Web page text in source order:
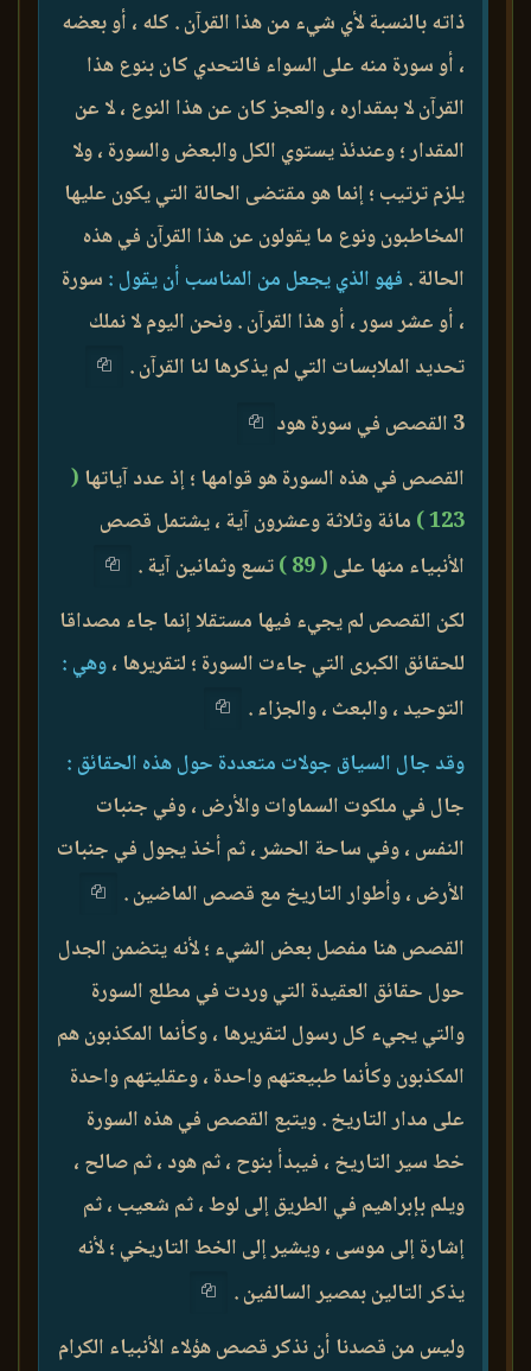
ذاته بالنسبة لأي شيء من هذا القرآن . كله ، أو بعضه
، أو سورة منه على السواء فالتحدي كان بنوع هذا
القرآن لا بمقداره ، والعجز كان عن هذا النوع ، لا عن
المقدار ؛ وعندئذ يستوي الكل والبعض والسورة ، ولا
يلزم ترتيب ؛ إنما هو مقتضى الحالة التي يكون عليها
المخاطبون ونوع ما يقولون عن هذا القرآن في هذه
الحالة . فهو الذي يجعل من المناسب أن يقول : سورة
، أو عشر سور ، أو هذا القرآن . ونحن اليوم لا نملك
تحديد الملابسات التي لم يذكرها لنا القرآن .
3 القصص في سورة هود
القصص في هذه السورة هو قوامها ؛ إذ عدد آياتها (
123 ) مائة وثلاثة وعشرون آية ، يشتمل قصص
الأنبياء منها على ( 89 )
تسع وثمانين آية .
لكن القصص لم يجيء فيها مستقلا إنما جاء مصداقا
للحقائق الكبرى التي جاءت السورة ؛ لتقريرها ،وهي :
التوحيد ، والبعث ، والجزاء .
وقد جال السياق جولات متعددة حول هذه الحقائق :
جال في ملكوت السماوات والأرض ، وفي جنبات
النفس ، وفي ساحة الحشر ، ثم أخذ يجول في جنبات
الأرض ، وأطوار التاريخ مع قصص الماضين .
القصص هنا مفصل بعض الشيء ؛ لأنه يتضمن الجدل
حول حقائق العقيدة التي وردت في مطلع السورة
والتي يجيء كل رسول لتقريرها ، وكأنما المكذبون هم
المكذبون وكأنما طبيعتهم واحدة ، وعقليتهم واحدة
على مدار التاريخ . ويتبع القصص في هذه السورة
خط سير التاريخ ، فيبدأ بنوح ، ثم هود ، ثم صالح ،
ويلم بإبراهيم في الطريق إلى لوط ، ثم شعيب ، ثم
إشارة إلى موسى ، ويشير إلى الخط التاريخي ؛ لأنه
يذكر التالين بمصير السالفين .
وليس من قصدنا أن نذكر قصص هؤلاء الأنبياء الكرام